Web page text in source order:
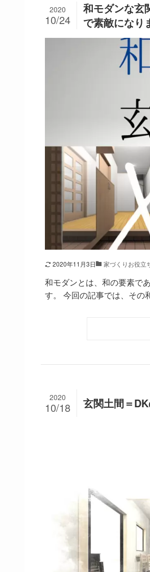
和モダンな玄
で素敵になり
2020
10/24
2020年11月3日 家づくりお役立
和モダンとは、和の要素で
す。 今回の記事では、その
玄関土間＝
2020
10/18